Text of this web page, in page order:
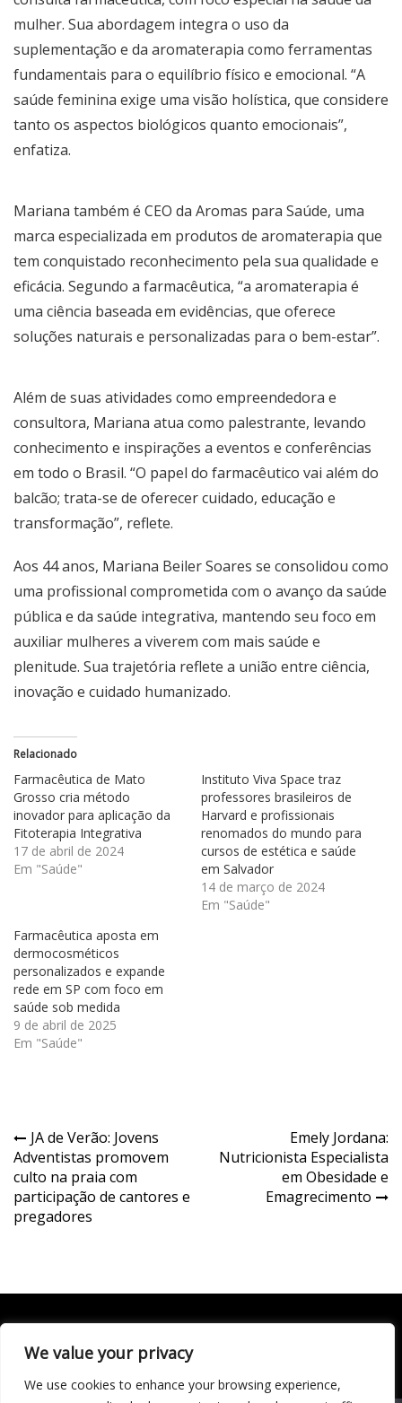
We value your privacy
We use cookies to enhance your browsing experience,
mulher. Sua abordagem integra o uso da
suplementação e da aromaterapia como ferramentas
fundamentais para o equilíbrio físico e emocional. “A
saúde feminina exige uma visão holística, que considere
tanto os aspectos biológicos quanto emocionais”,
enfatiza.
Mariana também é CEO da Aromas para Saúde, uma
marca especializada em produtos de aromaterapia que
tem conquistado reconhecimento pela sua qualidade e
eficácia. Segundo a farmacêutica, “a aromaterapia é
uma ciência baseada em evidências, que oferece
soluções naturais e personalizadas para o bem-estar”.
Além de suas atividades como empreendedora e
consultora, Mariana atua como palestrante, levando
conhecimento e inspirações a eventos e conferências
em todo o Brasil. “O papel do farmacêutico vai além do
balcão; trata-se de oferecer cuidado, educação e
transformação”, reflete.
Aos 44 anos, Mariana Beiler Soares se consolidou como
uma profissional comprometida com o avanço da saúde
pública e da saúde integrativa, mantendo seu foco em
auxiliar mulheres a viverem com mais saúde e
plenitude. Sua trajetória reflete a união entre ciência,
inovação e cuidado humanizado.
Relacionado
Farmacêutica de Mato
Grosso cria método
inovador para aplicação da
Fitoterapia Integrativa
17 de abril de 2024
Em "Saúde"
Instituto Viva Space traz
professores brasileiros de
Harvard e profissionais
renomados do mundo para
cursos de estética e saúde
em Salvador
14 de março de 2024
Em "Saúde"
Farmacêutica aposta em
dermocosméticos
personalizados e expande
rede em SP com foco em
saúde sob medida
9 de abril de 2025
Em "Saúde"
Navegação
de
Post
JA de Verão: Jovens
Adventistas promovem
culto na praia com
participação de cantores e
pregadores
Emely Jordana:
Nutricionista Especialista
em Obesidade e
Emagrecimento
Todo conteúdo publicado neste portal, incluindo textos,
responsabilidade do autor. © 2020 - 2024 Todos os direitos